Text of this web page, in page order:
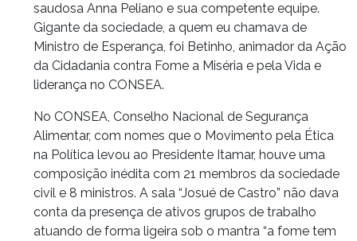
saudosa Anna Peliano e sua competente equipe.
Gigante da sociedade, a quem eu chamava de
Ministro de Esperança, foi Betinho, animador da Ação
da Cidadania contra Fome a Miséria e pela Vida e
liderança no CONSEA.
No CONSEA, Conselho Nacional de Segurança
Alimentar, com nomes que o Movimento pela Ética
na Política levou ao Presidente Itamar, houve uma
composição inédita com 21 membros da sociedade
civil e 8 ministros. A sala “Josué de Castro” não dava
conta da presença de ativos grupos de trabalho
atuando de forma ligeira sob o mantra “a fome tem